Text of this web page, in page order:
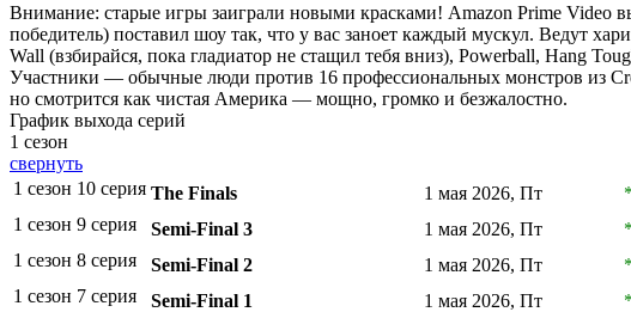
Внимание: старые игры заиграли новыми красками! Amazon Prime Video
победитель) поставил шоу так, что у вас заноет каждый мускул. Ведут
Wall (взбирайся, пока гладиатор не стащил тебя вниз), Powerball, Hang
Участники — обычные люди против 16 профессиональных монстров из
но смотрится как чистая Америка — мощно, громко и безжалостно.
График выхода серий
1 сезон
свернуть
1 сезон 10 серия The Finals 1 мая 2026, Пт
*
1 сезон 9 серия
Semi-Final 3 1 мая 2026, Пт
*
1 сезон 8 серия
Semi-Final 2 1 мая 2026, Пт
*
1 сезон 7 серия
Semi-Final 1 1 мая 2026, Пт
*